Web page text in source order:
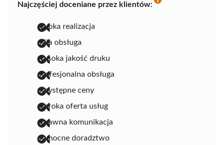
Najczęściej doceniane przez klientów:
szybka realizacja
miła obsługa
wysoka jakość druku
profesjonalna obsługa
przystępne ceny
szeroka oferta usług
sprawna komunikacja
pomocne doradztwo